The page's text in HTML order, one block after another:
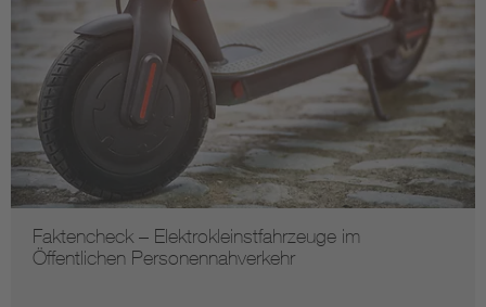
Faktencheck – Elektrokleinstfahrzeuge im
Öffentlichen Personennahverkehr